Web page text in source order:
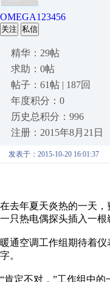
OMEGA123456
关注 私信
精华：29帖
求助：0帖
帖子：61帖 | 187回
年度积分：0
历史总积分：996
注册：2015年8月21日
发表于：2015-10-20 16:01:37
在去年夏天炎热的一天
一只热电偶探头插入一
暖通空调工作组期待着
字。
“肯定不对，”工作组中